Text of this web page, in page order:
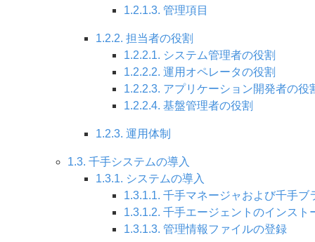
1.2.1.3. 管理項目
1.2.2. 担当者の役割
1.2.2.1. システム管理者の役割
1.2.2.2. 運用オペレータの役割
1.2.2.3. アプリケーション開発者の役
1.2.2.4. 基盤管理者の役割
1.2.3. 運用体制
1.3. 千手システムの導入
1.3.1. システムの導入
1.3.1.1. 千手マネージャおよび千手ブ
1.3.1.2. 千手エージェントのインスト
1.3.1.3. 管理情報ファイルの登録